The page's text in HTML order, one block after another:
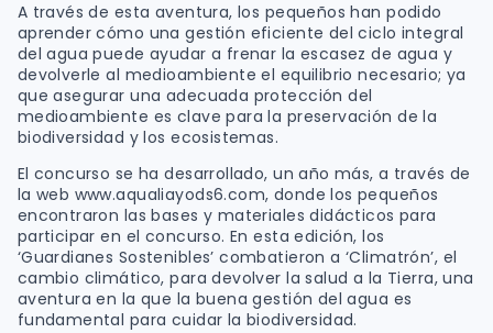
A través de esta aventura, los pequeños han podido
aprender cómo una gestión eficiente del ciclo integral
del agua puede ayudar a frenar la escasez de agua y
devolverle al medioambiente el equilibrio necesario; ya
que asegurar una adecuada protección del
medioambiente es clave para la preservación de la
biodiversidad y los ecosistemas.
El concurso se ha desarrollado, un año más, a través de
la web www.aqualiayods6.com, donde los pequeños
encontraron las bases y materiales didácticos para
participar en el concurso. En esta edición, los
‘Guardianes Sostenibles’ combatieron a ‘Climatrón’, el
cambio climático, para devolver la salud a la Tierra, una
aventura en la que la buena gestión del agua es
fundamental para cuidar la biodiversidad.